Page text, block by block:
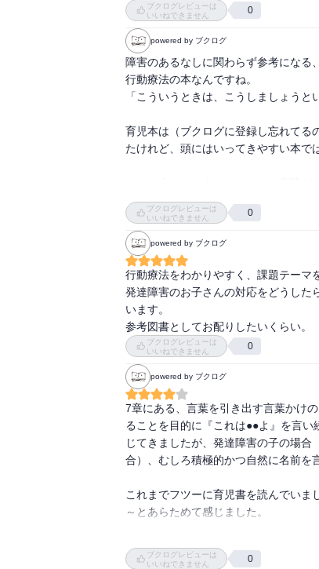
そして友達に耳元で「『死ね』とささ
子さんたちは本に載せてもよかったの
湿かつ悪質で、友達ではないと思うの
ブクログレビューは
いいねできません
0
powered by ブクログ
障害のあるなしに関わらず参考になる
行動療法の本なんですね。
「こういうときは、こうしましょう
育児本は（ブクログに登録し忘れてる
たけれど、頭にはいってきやすい本で
ブクログレビューは
いいねできません
0
powered by ブクログ
行動療法をわかりやすく、課題テーマ
発達障害のお子さんの対応をどうした
います。
参考図書としてお配りしたいくらい。
ブクログレビューは
いいねできません
0
powered by ブクログ
7章にある、言葉を引き出す言葉かけ
ることを目的に『これは●●よ』を言
じてきましたが、発達障害の子の場
合）、むしろ積極的かつ自然に名前を
これまでフツーに育児書を読んでい
～とあらためて感じました。
また、この本に書かれてあるABAと
きすぎていてふんわりとしか理解でき
ブクログレビューは
いいねできません
0